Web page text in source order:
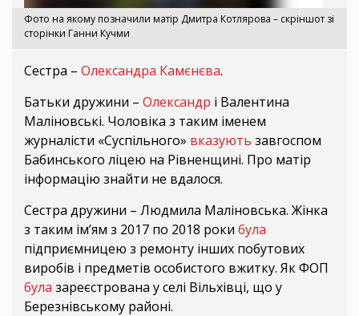
Фото на якому позначили матір Дмитра Котлярова – скріншот зі
сторінки Ганни Кучми
Сестра – Олександра Камєнєва.
Батьки дружини – Олександр і Валентина
Маліновські. Чоловіка з таким іменем
журналісти «Суспільного» вказують завгоспом
Бабинського ліцею на Рівненщині. Про матір
інформацію знайти не вдалося.
Сестра дружини – Людмила Маліновська. Жінка
з таким ім’ям з 2017 по 2018 роки була
підприємницею з ремонту інших побутових
виробів і предметів особистого вжитку. Як ФОП
була зареєстрована у селі Вільхівці, що у
Березнівському районі.